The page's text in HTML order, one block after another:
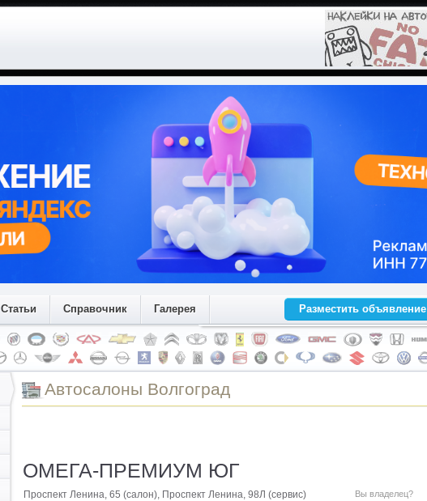
Разместить объявление
Статьи Справочник Галерея
Автоcалоны Волгоград
Вы владелец?
ОМЕГА-ПРЕМИУМ ЮГ
Проспект Ленина, 65 (салон), Проспект Ленина, 98Л (сервис)